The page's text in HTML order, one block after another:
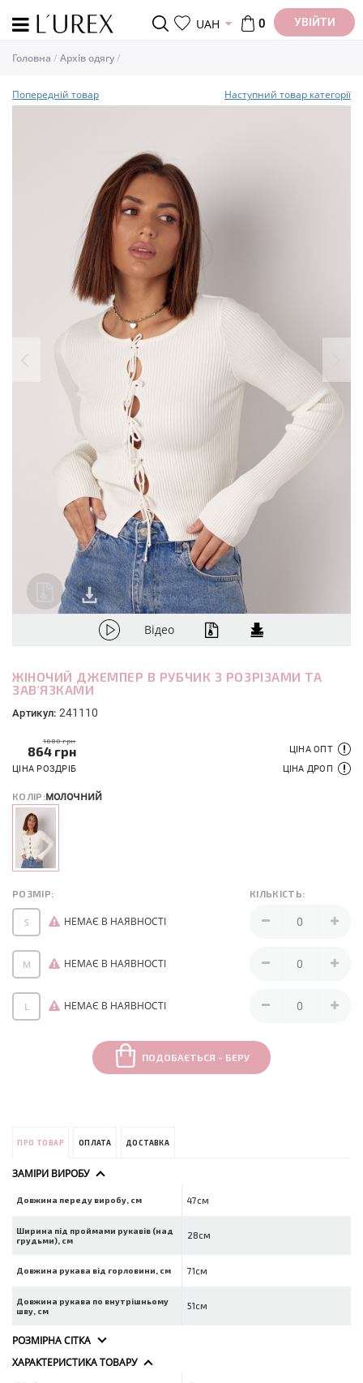
UAH 0 УВІЙТИ
Головна Архів одягу
Попередній товар Наступний товар категорії
Відео
ЖІНОЧИЙ ДЖЕМПЕР В РУБЧИК З РОЗРІЗАМИ ТА
ЗАВ'ЯЗКАМИ
Артикул: 241110
1080 грн
864 грн
ЦІНА РОЗДРІБ
ЦІНА ОПТ
ЦІНА ДРОП
КОЛІР:молочний
РОЗМІР: КІЛЬКІСТЬ:
S НЕМАЄ В НАЯВНОСТІ
M НЕМАЄ В НАЯВНОСТІ
L НЕМАЄ В НАЯВНОСТІ
ПОДОБАЄТЬСЯ - БЕРУ
ПРО ТОВАР ОПЛАТА ДОСТАВКА
ЗАМІРИ ВИРОБУ
Довжина переду виробу, см 47см
Ширина під проймами рукавів (над
грудьми), см
28см
Довжина рукава від горловини, см 71см
Довжина рукава по внутрішньому
шву, см
51см
РОЗМІРНА СІТКА
ХАРАКТЕРИСТИКА ТОВАРУ